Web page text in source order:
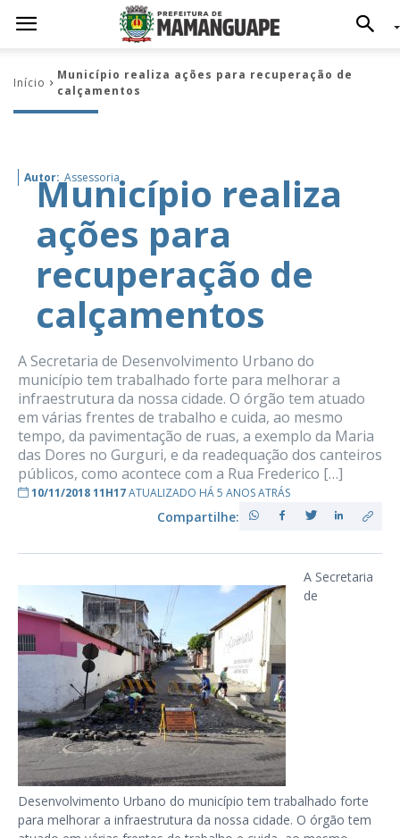
Início
Município realiza ações para recuperação de
calçamentos
Autor: Assessoria
Município realiza
ações para
recuperação de
calçamentos
A Secretaria de Desenvolvimento Urbano do
município tem trabalhado forte para melhorar a
infraestrutura da nossa cidade. O órgão tem atuado
em várias frentes de trabalho e cuida, ao mesmo
tempo, da pavimentação de ruas, a exemplo da Maria
das Dores no Gurguri, e da readequação dos canteiros
públicos, como acontece com a Rua Frederico […]
10/11/2018 11H17ATUALIZADO HÁ 5 ANOS ATRÁS
Compartilhe:
A Secretaria
de
Desenvolvimento Urbano do município tem trabalhado forte
para melhorar a infraestrutura da nossa cidade. O órgão tem